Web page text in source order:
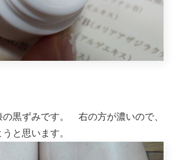
の黒ずみです。 右の方が濃いので、
と思います。